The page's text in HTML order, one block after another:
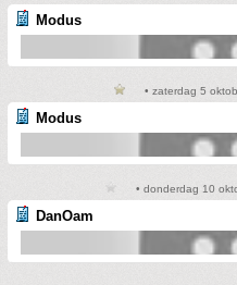
Modus
• zaterdag 5
Modus
• donderdag 10
DanOam